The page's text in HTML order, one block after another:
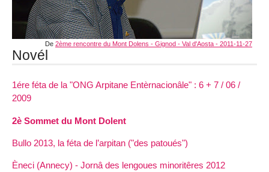
De 2ème rencontre du Mont Dolens - Gignod - Val d'Aosta - 2011-11-27
Novél
1ére féta de la "ONG Arpitane Entèrnacionâle" : 6 + 7 / 06 /
2009
2è Sommet du Mont Dolent
Bullo 2013, la féta de l’arpitan ("des patoués")
Èneci (Annecy) - Jornâ des lengoues minoritêres 2012